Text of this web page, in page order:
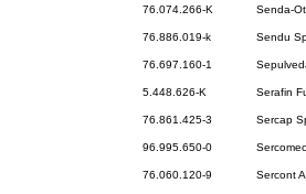
76.074.266-K Senda-
76.886.019-k Sendu
76.697.160-1
5.448.626-K Serafin
76.861.425-3 Sercap
96.995.650-0
76.060.120-9 Sercont